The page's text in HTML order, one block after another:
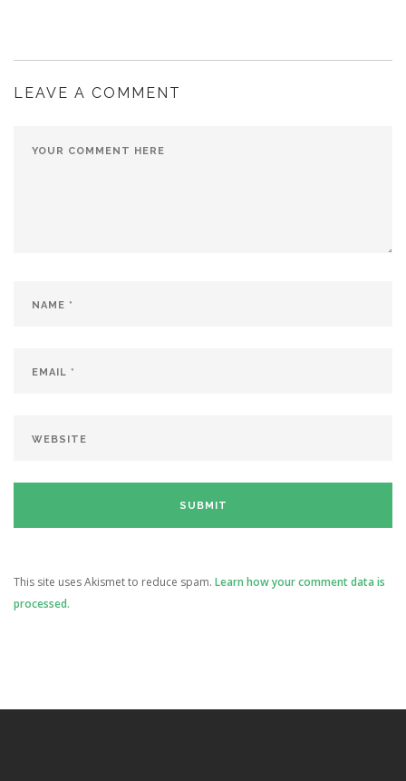
LEAVE A COMMENT
This site uses Akismet to reduce spam. Learn how your comment data is
processed.